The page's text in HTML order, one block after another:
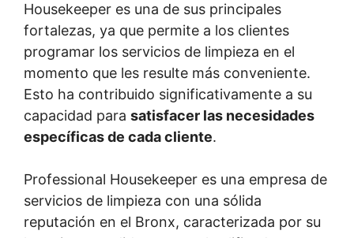
Housekeeper es una de sus principales
fortalezas, ya que permite a los clientes
programar los servicios de limpieza en el
momento que les resulte más conveniente.
Esto ha contribuido significativamente a su
capacidad para satisfacer las necesidades
específicas de cada cliente.
Professional Housekeeper es una empresa de
servicios de limpieza con una sólida
reputación en el Bronx, caracterizada por su